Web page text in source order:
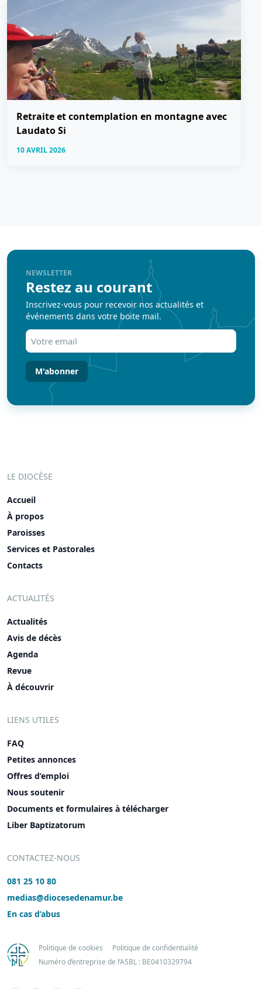
Retraite et contemplation en montagne avec
Laudato Si
10 AVRIL 2026
NEWSLETTER
Restez au courant
Inscrivez-vous pour recevoir nos actualités et
événements dans votre boite mail.
Votre
email
(Nécessaire)
LE DIOCÈSE
Accueil
À propos
Paroisses
Services et Pastorales
Contacts
ACTUALITÉS
Actualités
Avis de décès
Agenda
Revue
À découvrir
LIENS UTILES
FAQ
Petites annonces
Offres d’emploi
Nous soutenir
Documents et formulaires à télécharger
Liber Baptizatorum
CONTACTEZ-NOUS
081 25 10 80
medias@diocesedenamur.be
En cas d’abus
Politique de cookies
Politique de confidentialité
Numéro d’entreprise de l’ASBL : BE0410329794